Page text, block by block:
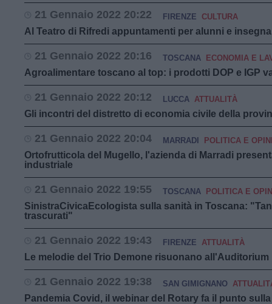
21 Gennaio 2022 20:22 FIRENZE CULTURA
Al Teatro di Rifredi appuntamenti per alunni e
21 Gennaio 2022 20:16 TOSCANA ECONOMIA E
Agroalimentare toscano al top: i prodotti DOP e IGP
21 Gennaio 2022 20:12 LUCCA ATTUALITÀ
Gli incontri del distretto di economia civile della
21 Gennaio 2022 20:04 MARRADI POLITICA E
Ortofrutticola del Mugello, l'azienda di Marradi
industriale
21 Gennaio 2022 19:55 TOSCANA POLITICA E
SinistraCivicaEcologista sulla sanità in Toscana:
trascurati"
21 Gennaio 2022 19:43 FIRENZE ATTUALITÀ
Le melodie del Trio Demone risuonano all'Auditorium
21 Gennaio 2022 19:38 SAN GIMIGNANO
Pandemia Covid, il webinar del Rotary fa il punto